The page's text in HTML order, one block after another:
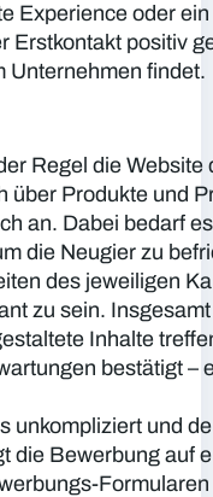
Experience oder
Erstkontakt positiv
Unternehmen findet.
Regel die Website
über Produkte und
an. Dabei bedarf
die Neugier zu
des jeweiligen
zu sein.
Inhalte
bestätigt –
unkompliziert und
die Bewerbung auf